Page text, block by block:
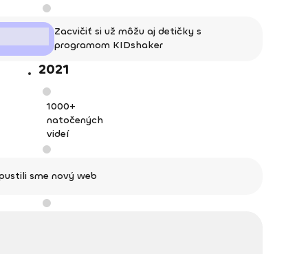
Zacvičiť si už môžu aj detičky s
programom KIDshaker
2021
1000+
natočených
videí
sme nový web